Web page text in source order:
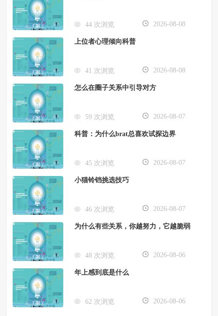
44 次浏览 2026-08-08
上位者心理倾向科普
41 次浏览 2026-08-08
怎么在圈子关系中引导对方
59 次浏览 2026-08-07
科普：为什么brat总喜欢试探边界
45 次浏览 2026-08-07
小猫铃铛挑选技巧
46 次浏览 2026-08-07
为什么有些关系，你越努力，它越脆弱
48 次浏览 2026-08-06
年上感到底是什么
62 次浏览 2026-08-06